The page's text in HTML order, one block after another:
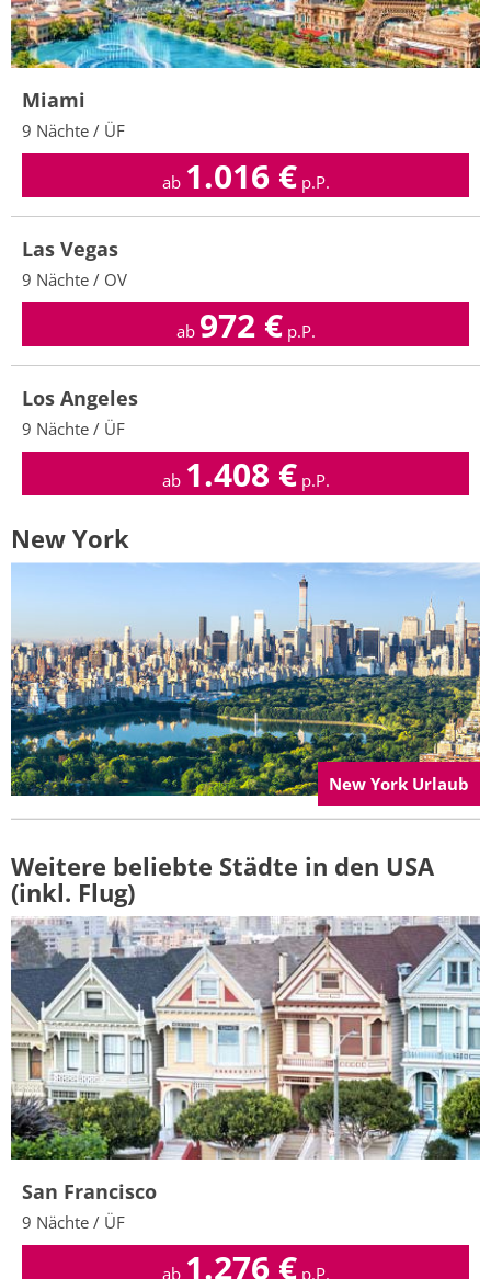
Miami
9 Nächte / ÜF
ab 1.016€ p.P.
Las Vegas
9 Nächte / OV
ab 972€ p.P.
Los Angeles
9 Nächte / ÜF
ab 1.408 € p.P.
New York
New York Urlaub
Weitere beliebte Städte in den USA
(inkl. Flug)
San Francisco
9 Nächte / ÜF
ab 1.276€ p.P.